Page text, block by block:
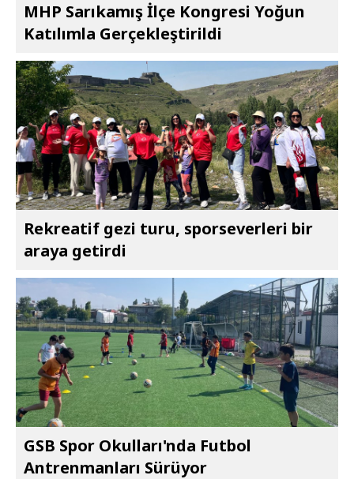
MHP Sarıkamış İlçe Kongresi Yoğun
Katılımla Gerçekleştirildi
Rekreatif gezi turu, sporseverleri bir
araya getirdi
GSB Spor Okulları'nda Futbol
Antrenmanları Sürüyor